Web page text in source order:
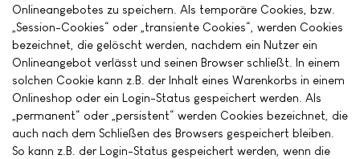
Onlineangebotes zu speichern. Als temporäre Cookies, bzw.
„Session-Cookies“ oder „transiente Cookies“, werden Cookies
bezeichnet, die gelöscht werden, nachdem ein Nutzer ein
Onlineangebot verlässt und seinen Browser schließt. In einem
solchen Cookie kann z.B. der Inhalt eines Warenkorbs in einem
Onlineshop oder ein Login-Status gespeichert werden. Als
„permanent“ oder „persistent“ werden Cookies bezeichnet, die
auch nach dem Schließen des Browsers gespeichert bleiben.
So kann z.B. der Login-Status gespeichert werden, wenn die